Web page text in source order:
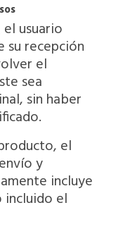
usuario
su recepción
el
sea
sin haber
el
y
incluye
el